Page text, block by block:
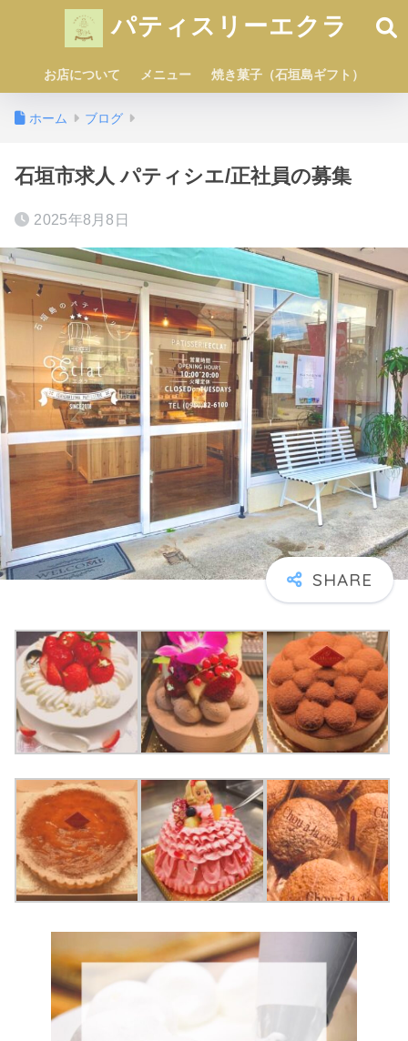
パティスリーエクラ
お店について メニュー 焼き菓子（石垣島ギフト）
ホーム ブログ
石垣市求人 パティシエ/正社員の募集
2025年8月8日